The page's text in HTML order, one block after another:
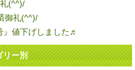
(^^)/
御礼(^^)/
』値下げしました♬
リー別